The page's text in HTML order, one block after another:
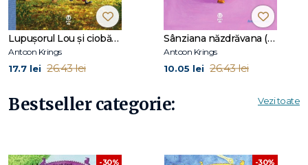
Lupușorul Lou și ciobănița
Antoon Krings
17.7 lei 26.43 lei
Sânziana năzdrăvana (Seria Întâmplări drăguțe cu animăluțe)
Antoon Krings
10.05 lei 26.43 lei
Bestseller categorie: Vezi toate
-30% -30%